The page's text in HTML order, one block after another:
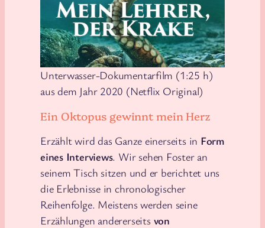
Unterwasser-Dokumentarfilm (1:25 h)
aus dem Jahr 2020 (Netflix Original)
Ein Oktopus gewinnt mein Herz
Erzählt wird das Ganze einerseits in Form
eines Interviews. Wir sehen Foster an
seinem Tisch sitzen und er berichtet uns
die Erlebnisse in chronologischer
Reihenfolge. Meistens werden seine
Erzählungen andererseits von